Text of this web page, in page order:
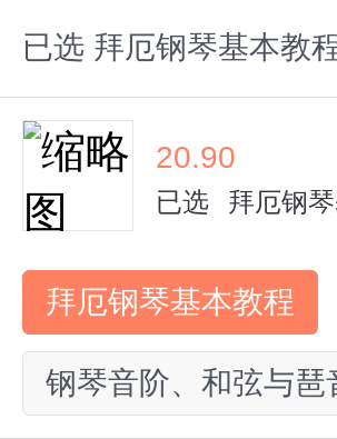
已选 拜厄钢琴基本教
20.90
已选 拜厄钢
拜厄钢琴基本教程
钢琴音阶、和弦与琶